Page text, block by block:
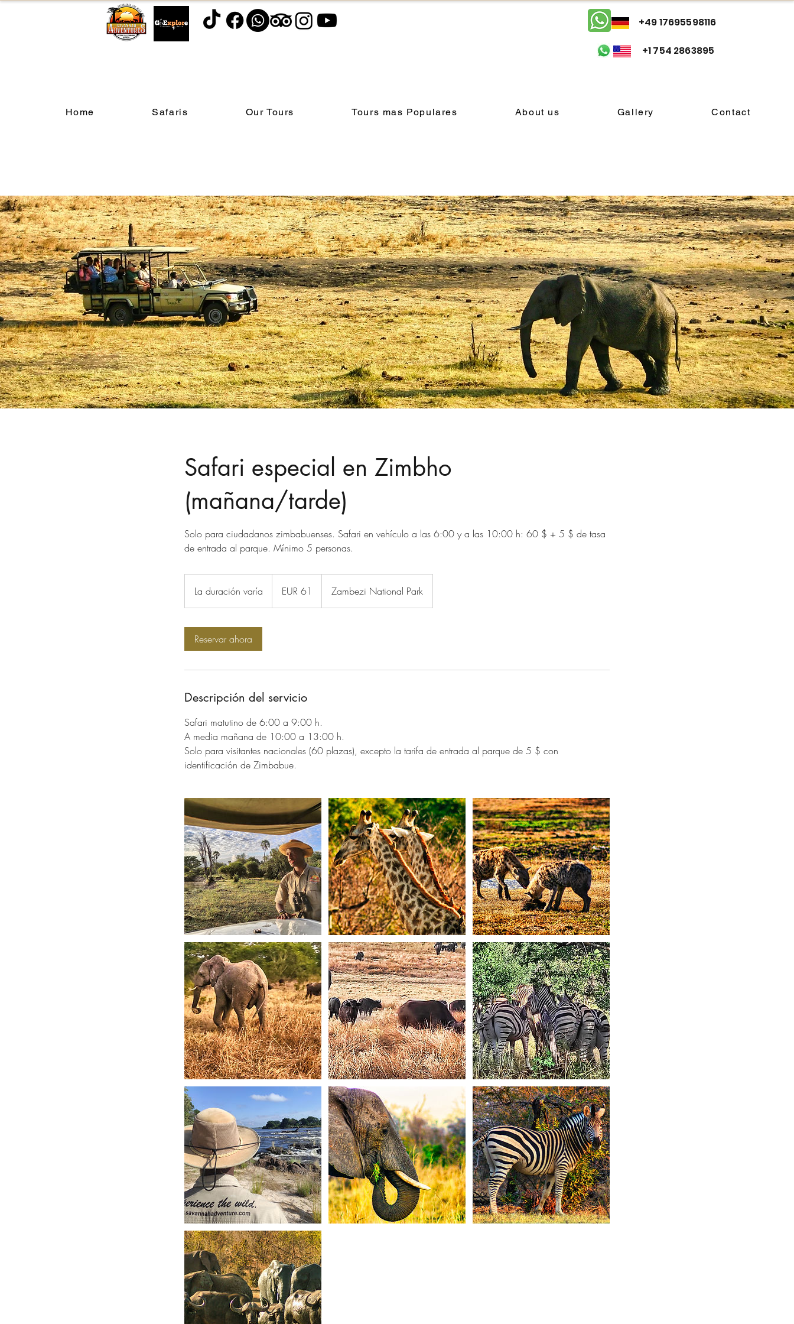
+49 17695598116
+1 754 2863895
Home Safaris Our Tours Tours mas Populares About us Gallery Contact
Safari especial en Zimbho
(mañana/tarde)
Solo para ciudadanos zimbabuenses. Safari en vehículo a las 6:00 y a las 10:00 h: 60 $ + 5 $ de tasa
de entrada al parque. Mínimo 5 personas.
La duración varía
a
i
ó
n
v
a
r
EUR 61 Zambezi National Park
Reservar ahora
Descripción del servicio
Safari matutino de 6:00 a 9:00 h.
A media mañana de 10:00 a 13:00 h.
Solo para visitantes nacionales (60 plazas), excepto la tarifa de entrada al parque de 5 $ con
identificación de Zimbabue.